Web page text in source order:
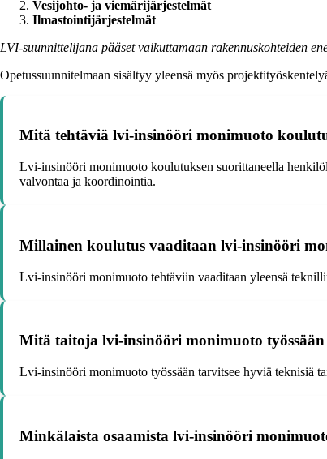
Vesijohto- ja viemärijärjestelmät
Ilmastointijärjestelmät
LVI-suunnittelijana pääset vaikuttamaan rakennuskohteiden
Opetussuunnitelmaan sisältyy yleensä myös
Mitä tehtäviä lvi-insinööri monimuoto
Lvi-insinööri monimuoto koulutuksen suorittaneella
valvontaa ja koordinointia.
Millainen koulutus vaaditaan lvi-insinööri
Lvi-insinööri monimuoto tehtäviin vaaditaan yleensä
Mitä taitoja lvi-insinööri monimuoto työssään
Lvi-insinööri monimuoto työssään tarvitsee hyviä teknisiä
Minkälaista osaamista lvi-insinööri